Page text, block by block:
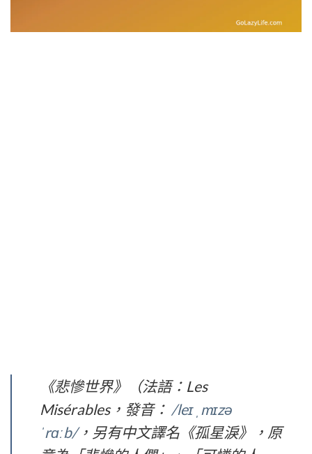
《悲慘世界》（法語：Les
Misérables，發音： /leɪ ˌmɪzə
ˈrɑːb/，另有中文譯名《孤星淚》，原